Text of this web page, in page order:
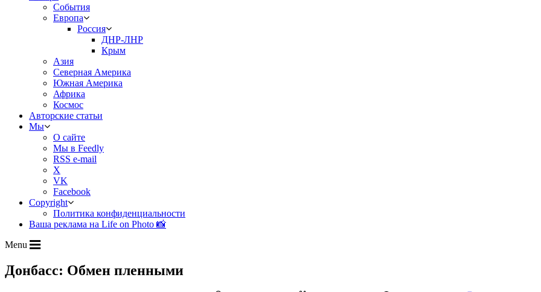
События
Европа
Россия
ДНР-ЛНР
Крым
Азия
Северная Америка
Южная Америка
Африка
Космос
Авторские статьи
Мы
О сайте
Мы в Feedly
RSS e-mail
X
VK
Facebook
Copyright
Политика конфиденциальности
Ваша реклама на Life on Photo 📸
Menu
Донбасс: Обмен пленными